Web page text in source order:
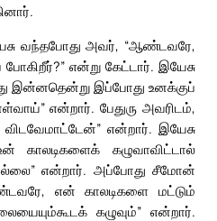
வந்தபோது அவர், “ஆண்டவரே,
என்று கேட்டார். இயேசு
இன்னதென்று இப்போது உனக்குப்
என்றார். பேதுரு அவரிடம்,
என்றார். இயேசு
காலடிகளைக் கழுவாவிட்டால்
என்றார். அப்போது சீமோன்
என் காலடிகளை மட்டும்
கழுவும்” என்றார்.